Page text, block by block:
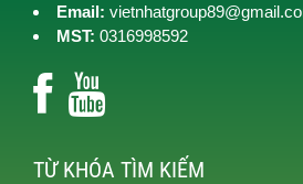
Email:
MST: 0316998592
TỪ KHÓA TÌM KIẾM